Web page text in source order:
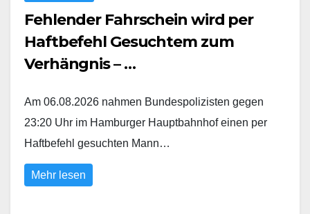
Fehlender Fahrschein wird per
Haftbefehl Gesuchtem zum
Verhängnis – …
Am 06.08.2026 nahmen Bundespolizisten gegen
23:20 Uhr im Hamburger Hauptbahnhof einen per
Haftbefehl gesuchten Mann…
Mehr lesen